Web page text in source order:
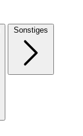
Sonstiges